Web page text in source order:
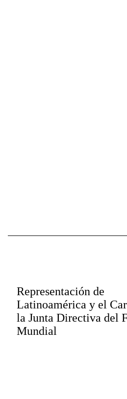
Representación de
Latinoamérica y el
la Junta Directiva del
Mundial